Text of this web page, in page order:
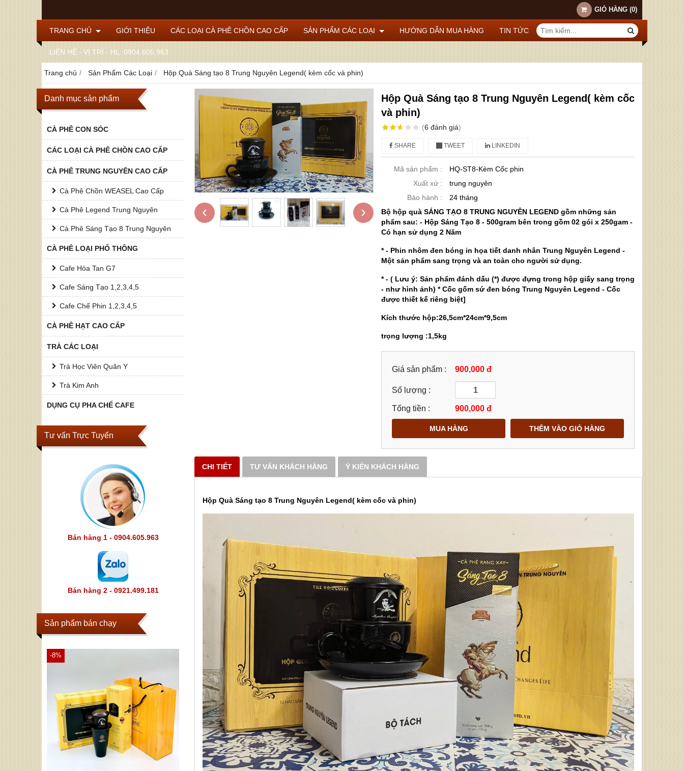
GIỎ HÀNG (0)
TRANG CHỦ GIỚI THIỆU CÁC LOẠI CÀ PHÊ CHỒN CAO CẤP SẢN PHẨM CÁC LOẠI HƯỚNG DẪN MUA HÀNG TIN TỨC
LIÊN HỆ - VỊ TRÍ - HL: 0904.605.963
Trang chủ Sản Phẩm Các Loại Hộp Quà Sáng tạo 8 Trung Nguyên Legend( kèm cốc và phin)
Danh mục sản phẩm
CÀ PHÊ CON SÓC
CÁC LOẠI CÀ PHÊ CHỒN CAO CẤP
CÀ PHÊ TRUNG NGUYÊN CAO CẤP
Cà Phê Chồn WEASEL Cao Cấp
Cà Phê Legend Trung Nguyên
Cà Phê Sáng Tạo 8 Trung Nguyên
CÀ PHÊ LOẠI PHỔ THÔNG
Cafe Hòa Tan G7
Cafe Sáng Tạo 1,2,3,4,5
Cafe Chế Phin 1,2,3,4,5
CÀ PHÊ HẠT CAO CẤP
TRÀ CÁC LOẠI
Trà Học Viên Quân Y
Trà Kim Anh
DỤNG CỤ PHA CHẾ CAFE
Tư vấn Trực Tuyến
Bán hàng 1 - 0904.605.963
Bán hàng 2 - 0921.499.181
Sản phẩm bán chạy
-8%
‹ ›
Hộp Quà Sáng tạo 8 Trung Nguyên Legend( kèm cốc
và phin)
(6 đánh giá)
SHARE TWEET LINKEDIN
Mã sản phẩm :
HQ-ST8-Kèm Cốc phin
Xuất xứ :
trung nguyên
Bảo hành :
24 tháng
Bộ hộp quà SÁNG TẠO 8 TRUNG NGUYÊN LEGEND gồm những sản
phẩm sau: - Hộp Sáng Tạo 8 - 500gram bên trong gồm 02 gói x 250gam -
Có hạn sử dụng 2 Năm
* - Phin nhôm đen bóng in họa tiết danh nhân Trung Nguyên Legend -
Một sản phẩm sang trọng và an toàn cho người sử dụng.
* - ( Lưu ý: Sản phẩm đánh dấu (*) được đựng trong hộp giấy sang trọng
- như hình ảnh) * Cốc gốm sứ đen bóng Trung Nguyên Legend - Cốc
được thiết kế riêng biệt]
Kích thước hộp:26,5cm*24cm*9,5cm
trọng lượng :1,5kg
Giá sản phẩm : 900,000 đ
Số lượng :
Tổng tiền : 900,000 đ
MUA HÀNG THÊM VÀO GIỎ HÀNG
CHI TIẾT TƯ VẤN KHÁCH HÀNG Ý KIẾN KHÁCH HÀNG
Hộp Quà Sáng tạo 8 Trung Nguyên Legend( kèm cốc và phin)